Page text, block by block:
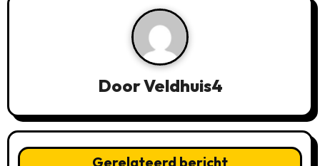
v
i
DoorVeldhuis4
Gerelateerd bericht